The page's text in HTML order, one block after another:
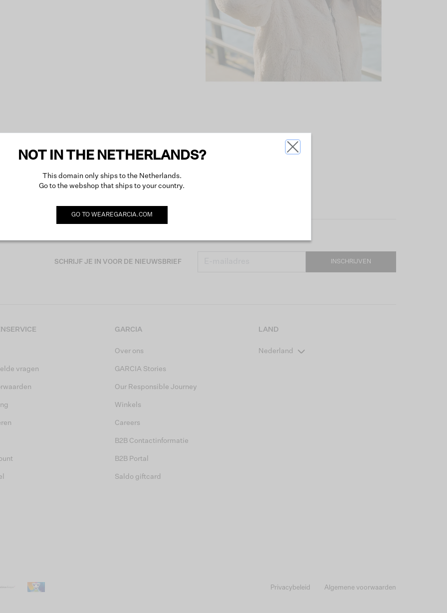
SCHRIJF JE IN VOOR DE NIEUWSBRIEF INSCHRIJVEN
vragen
GARCIA
Over ons
GARCIA Stories
Our Responsible Journey
Winkels
Careers
B2B Contactinformatie
B2B Portal
Saldo giftcard
LAND
Nederland
Privacybeleid Algemene voorwaarden
NOT IN THE NETHERLANDS?
This domain only ships to the Netherlands.
Go to the webshop that ships to your country.
GO TO WEAREGARCIA.COM